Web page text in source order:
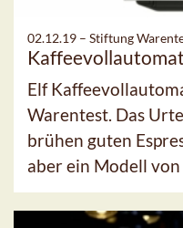
02.12.19 – Stiftung
Elf
Warentest. Das
brühen guten
aber ein Modell von